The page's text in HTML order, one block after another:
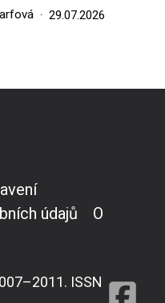
29.07.2026
údajů
O
ISSN